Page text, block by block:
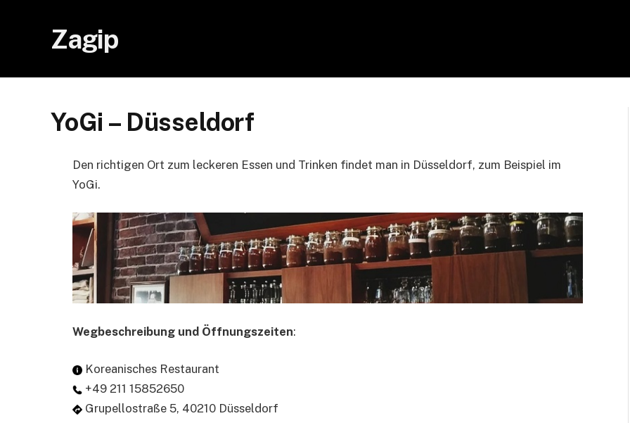
Zagip
YoGi – Düsseldorf
Den richtigen Ort zum leckeren Essen und Trinken findet man in Düsseldorf, zum Beispiel im
YoGi.
Wegbeschreibung und Öffnungszeiten:
Koreanisches Restaurant
+49 211 15852650
Grupellostraße 5, 40210 Düsseldorf